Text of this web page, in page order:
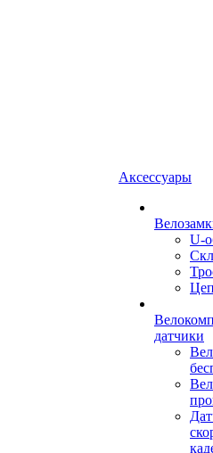
Аксессуары
U-
датчики